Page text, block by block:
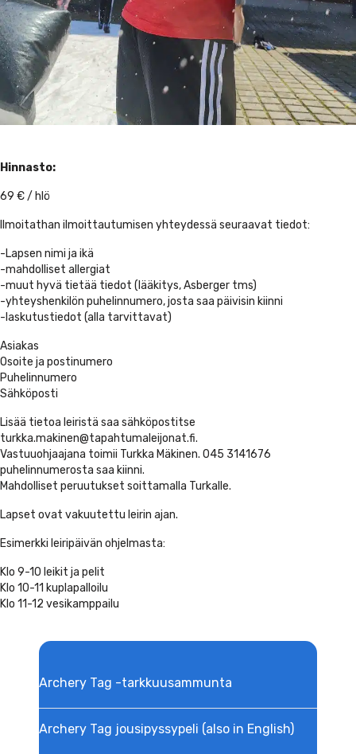
Hinnasto:
69 € / hlö
Ilmoitathan ilmoittautumisen yhteydessä seuraavat tiedot:
-Lapsen nimi ja ikä
-mahdolliset allergiat
-muut hyvä tietää tiedot (lääkitys, Asberger tms)
-yhteyshenkilön puhelinnumero, josta saa päivisin kiinni
-laskutustiedot (alla tarvittavat)
Asiakas
Osoite ja postinumero
Puhelinnumero
Sähköposti
Lisää tietoa leiristä saa sähköpostitse
turkka.makinen@tapahtumaleijonat.fi.
Vastuuohjaajana toimii Turkka Mäkinen. 045 3141676
puhelinnumerosta saa kiinni.
Mahdolliset peruutukset soittamalla Turkalle.
Lapset ovat vakuutettu leirin ajan.
Esimerkki leiripäivän ohjelmasta:
Klo 9-10 leikit ja pelit
Klo 10-11 kuplapalloilu
Klo 11-12 vesikamppailu
Archery Tag -tarkkuusammunta
Archery Tag jousipyssypeli (also in English)